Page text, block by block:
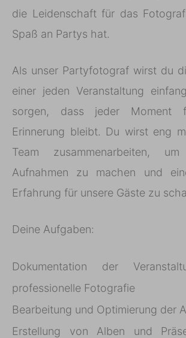
die Leidenschaft für das
Spaß an Partys hat.
Als unser Partyfotograf wirst du
einer jeden Veranstaltung
sorgen, dass jeder Moment
Erinnerung bleibt. Du wirst eng
Team zusammenarbeiten,
Aufnahmen zu machen und
Erfahrung für unsere Gäste zu
Deine Aufgaben:
Dokumentation der
professionelle Fotografie
Bearbeitung und Optimierung der
Erstellung von Alben und